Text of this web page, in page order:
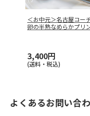
＜お中元＞名古屋コー
卵の半熟なめらかプリ
3,400円
(送料・税込)
よくあるお問い合